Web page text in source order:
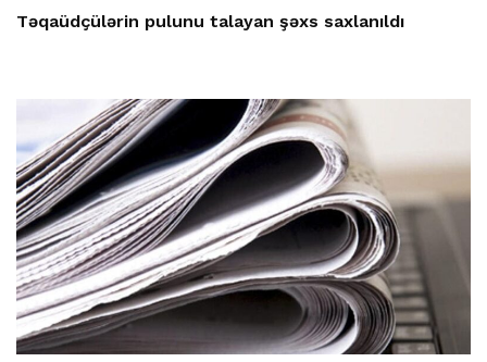
Təqaüdçülərin pulunu talayan şəxs saxlanıldı